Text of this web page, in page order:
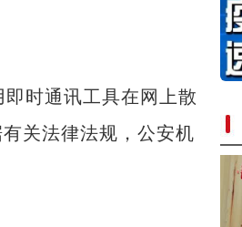
时通讯工具在网上散
关法律法规，公安机